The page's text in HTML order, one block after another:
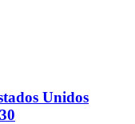
Unidos